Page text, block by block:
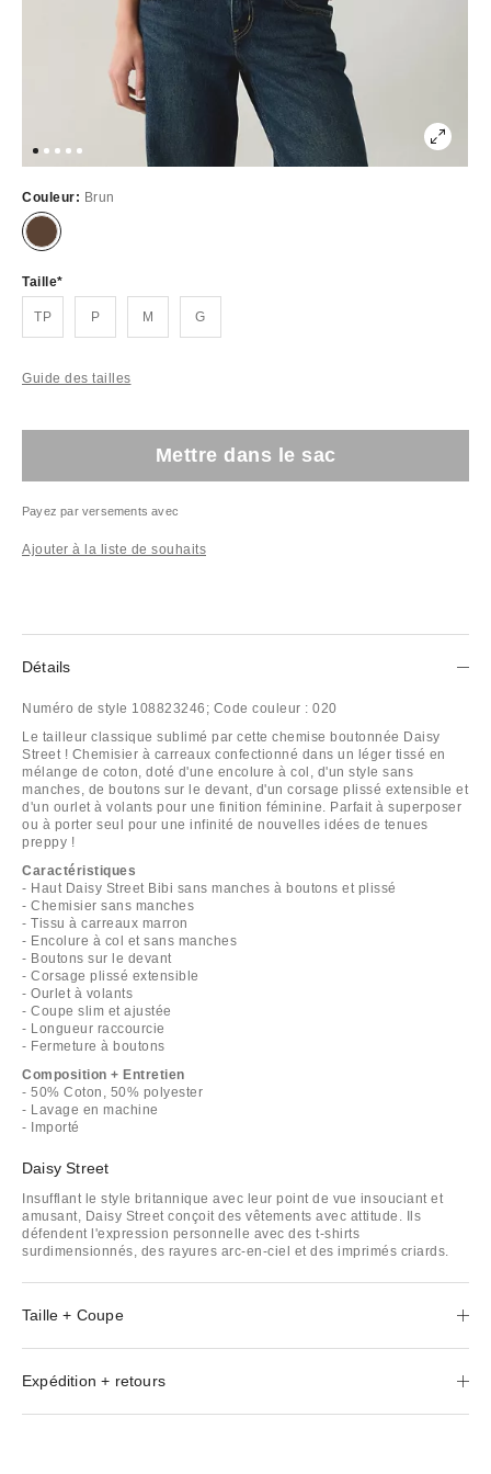
Couleur: Brun
Taille
TP P M G
Guide des tailles
Mettre dans le sac
Payez par versements avec
Ajouter à la liste de souhaits
Détails
Numéro de style 108823246; Code couleur : 020
Le tailleur classique sublimé par cette chemise boutonnée Daisy
Street ! Chemisier à carreaux confectionné dans un léger tissé en
mélange de coton, doté d'une encolure à col, d'un style sans
manches, de boutons sur le devant, d'un corsage plissé extensible et
d'un ourlet à volants pour une finition féminine. Parfait à superposer
ou à porter seul pour une infinité de nouvelles idées de tenues
preppy !
Caractéristiques
- Haut Daisy Street Bibi sans manches à boutons et plissé
- Chemisier sans manches
- Tissu à carreaux marron
- Encolure à col et sans manches
- Boutons sur le devant
- Corsage plissé extensible
- Ourlet à volants
- Coupe slim et ajustée
- Longueur raccourcie
- Fermeture à boutons
Composition + Entretien
- 50% Coton, 50% polyester
- Lavage en machine
- Importé
Daisy Street
Insufflant le style britannique avec leur point de vue insouciant et
amusant, Daisy Street conçoit des vêtements avec attitude. Ils
défendent l'expression personnelle avec des t-shirts
surdimensionnés, des rayures arc-en-ciel et des imprimés criards.
Taille + Coupe
Expédition + retours